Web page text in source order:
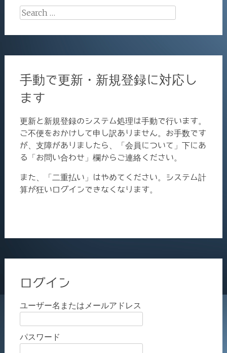
Search
手動で更新・新規登録に対応し
ます
更新と新規登録のシステム処理は手動で行います。
ご不便をおかけして申し訳ありません。お手数です
が、支障がありましたら、「会員について」下にあ
る「お問い合わせ」欄からご連絡ください。
また、「二重払い」はやめてください。システム計
算が狂いログインできなくなります。
ログイン
ユーザー名またはメールアドレス
パスワード